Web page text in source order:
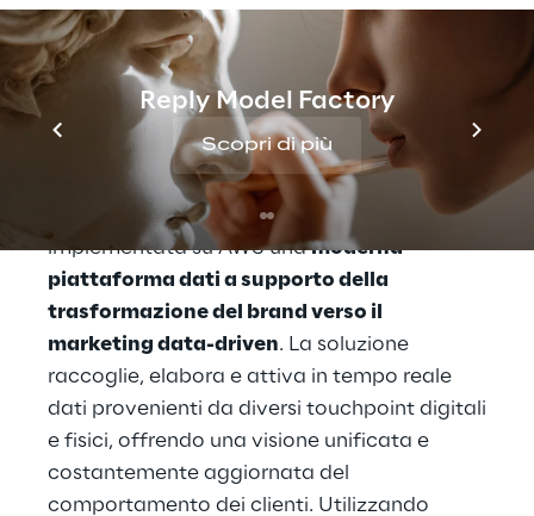
Reply Model Factory
Scopri di più
dimostrando la capacità del Gruppo di
realizzare soluzioni scalabili e ad alto
impatto basate sulle tecnologie AWS.
Tra i progetti più significativi in questo
ambito rientrano: quello realizzato per
Aston Martin, da Data Reply, in cui è stato
implementata su AWS unamoderna
piattaforma dati a supporto della
trasformazione del brand verso il
marketing data-driven. La soluzione
raccoglie, elabora e attiva in tempo reale
dati provenienti da diversi touchpoint digitali
e fisici, offrendo una visione unificata e
costantemente aggiornata del
comportamento dei clienti. Utilizzando